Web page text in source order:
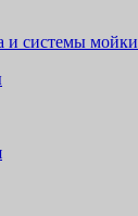
и системы мойки